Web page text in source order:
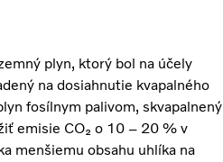
plyn, ktorý bol na účely
na dosiahnutie kvapalného
fosílnym palivom, skvapalnený
emisie CO₂ o 10 – 20 % v
menšiemu obsahu uhlíka na